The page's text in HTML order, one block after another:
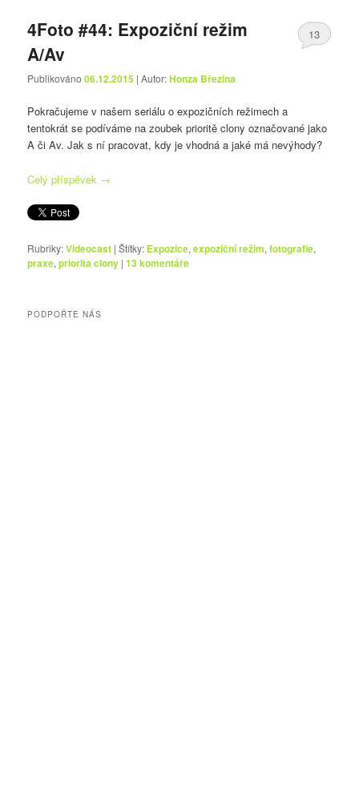
4Foto #44: Expoziční režim
A/Av
Publikováno06.12.2015 | Autor:Honza Březina
13
Pokračujeme v našem seriálu o expozičních režimech a
tentokrát se podíváme na zoubek prioritě clony označované jako
A či Av. Jak s ní pracovat, kdy je vhodná a jaké má nevýhody?
Celý příspěvek →
Rubriky:Videocast |Štítky: Expozice,expoziční režim,fotografie,
praxe,priorita clony |13komentáře
PODPOŘTE NÁS